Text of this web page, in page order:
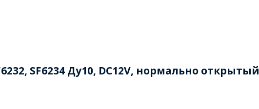
SF6234 Ду10, DC12V, нормально открытый